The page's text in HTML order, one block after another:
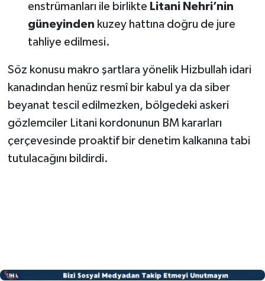
enstrümanları ile birlikte Litani Nehri’nin
güneyinden kuzey hattına doğru de jure
tahliye edilmesi.
Söz konusu makro şartlara yönelik Hizbullah idari
kanadından henüz resmî bir kabul ya da siber
beyanat tescil edilmezken, bölgedeki askeri
gözlemciler Litani kordonunun BM kararları
çerçevesinde proaktif bir denetim kalkanına tabi
tutulacağını bildirdi.